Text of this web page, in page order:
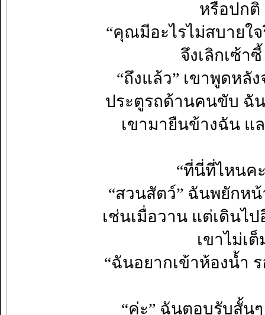
หรือปกติ
“คุณมีอะไรไม่สบายใ
จึงเลิกเซ้า
“ถึงแล้ว” เขาพูดหลั
ประตูรถด้านคนขับ ฉัน
เขามายืนข้างฉัน แ
“ที่นี่ที่ไหนค
“สวนสัตว์” ฉันพยักห
เช่นเมื่อวาน แต่เดินไ
เขาไม่เ
“ฉันอยากเข้าห้องน้ำ
“ค่ะ” ฉันตอบรับสั้น